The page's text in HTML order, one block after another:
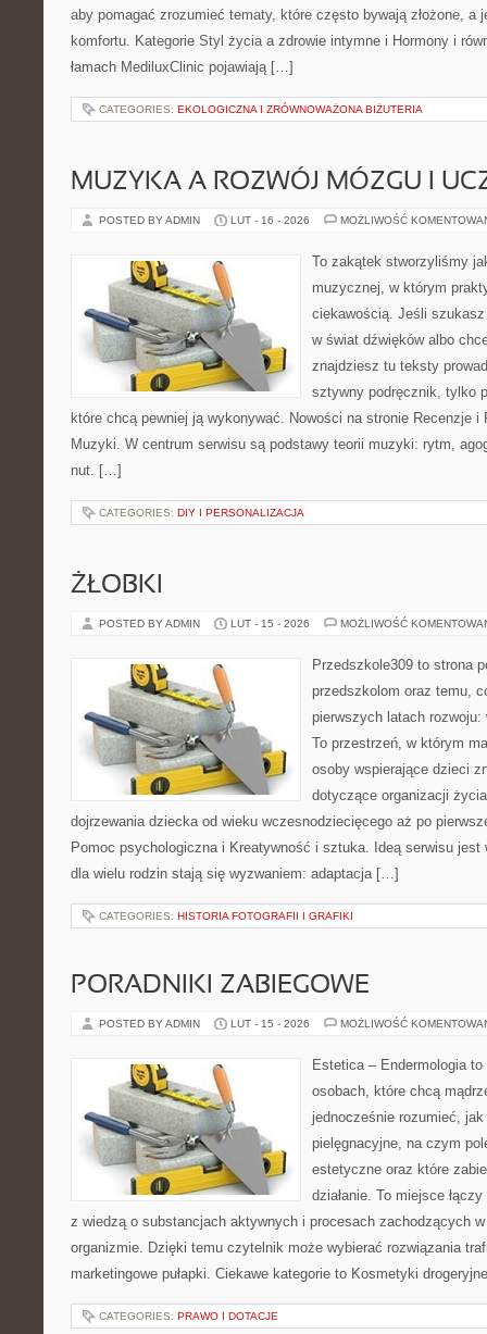
aby pomagać zrozumieć tematy, które często bywają złożone, a
komfortu. Kategorie Styl życia a zdrowie intymne i Hormony i
łamach MediluxClinic pojawiają […]
CATEGORIES: EKOLOGICZNA I ZRÓWNOWAŻONA BIŻUTERIA
MUZYKA A ROZWÓJ MÓZGU I
POSTED BY ADMIN LUT - 16 - 2026 MOŻLIWOŚĆ
To zakątek stworzyliśmy
muzycznej, w którym
ciekawością. Jeśli
w świat dźwięków albo
znajdziesz tu teksty
sztywny podręcznik, tylko
które chcą pewniej ją wykonywać. Nowości na stronie Recenzje i
Muzyki. W centrum serwisu są podstawy teorii muzyki: rytm,
nut. […]
CATEGORIES: DIY I PERSONALIZACJA
ŻŁOBKI
POSTED BY ADMIN LUT - 15 - 2026 MOŻLIWOŚĆ
Przedszkole309 to strona
przedszkolom oraz temu,
pierwszych latach
To przestrzeń, w którym
osoby wspierające dzieci
dotyczące organizacji
dojrzewania dziecka od wieku wczesnodziecięcego aż po
Pomoc psychologiczna i Kreatywność i sztuka. Ideą serwisu jest
dla wielu rodzin stają się wyzwaniem: adaptacja […]
CATEGORIES: HISTORIA FOTOGRAFII I GRAFIKI
PORADNIKI ZABIEGOWE
POSTED BY ADMIN LUT - 15 - 2026 MOŻLIWOŚĆ
Estetica – Endermologia
osobach, które chcą
jednocześnie rozumieć, jak
pielęgnacyjne, na czym
estetyczne oraz które
działanie. To miejsce
z wiedzą o substancjach aktywnych i procesach zachodzących
organizmie. Dzięki temu czytelnik może wybierać rozwiązania
marketingowe pułapki. Ciekawe kategorie to Kosmetyki
CATEGORIES: PRAWO I DOTACJE